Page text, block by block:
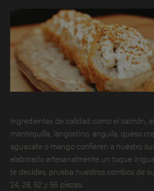
Ingredientes de calidad como el salmón,
mantequilla, langostino, anguila, queso
aguacate o mango confieren a nuestro
elaborado artesanalmente un toque
te decides, prueba nuestros combos de
24, 28, 52 y 56 piezas.